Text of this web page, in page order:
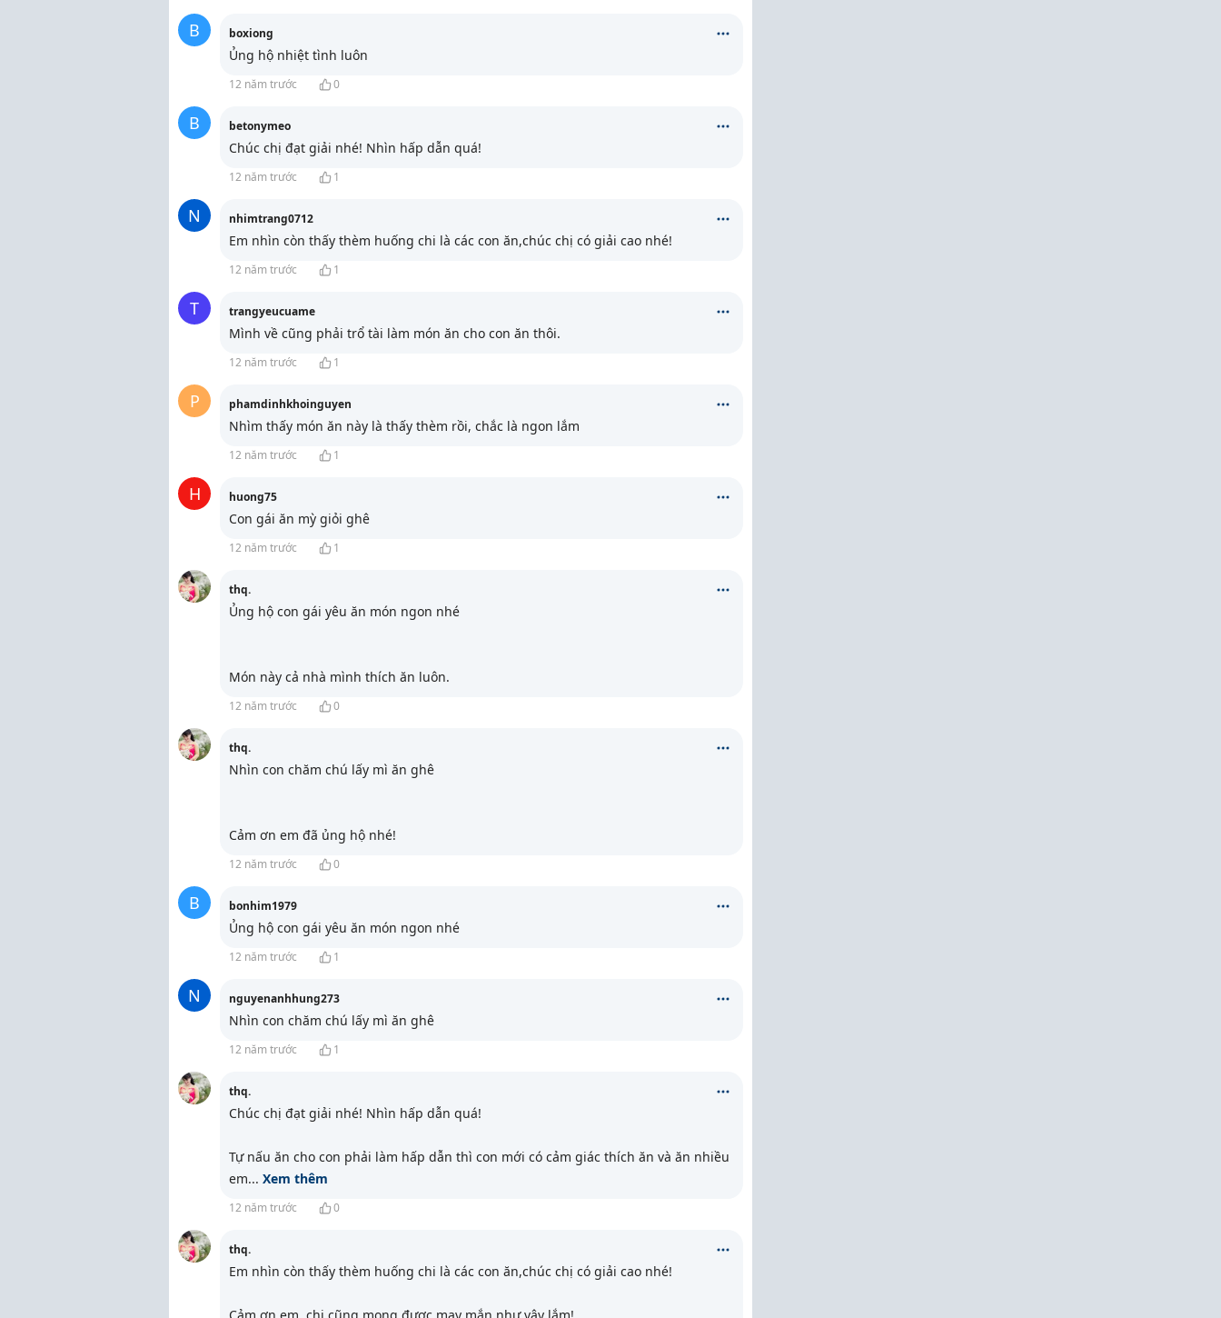
B boxiong
Ủng hộ nhiệt tình luôn
12 năm trước 0
B betonymeo
Chúc chị đạt giải nhé! Nhìn hấp dẫn quá!
12 năm trước 1
N nhimtrang0712
Em nhìn còn thấy thèm huống chi là các con ăn,chúc chị có giải cao nhé!
12 năm trước 1
T trangyeucuame
Mình về cũng phải trổ tài làm món ăn cho con ăn thôi.
12 năm trước 1
P phamdinhkhoinguyen
Nhìm thấy món ăn này là thấy thèm rồi, chắc là ngon lắm
12 năm trước 1
H huong75
Con gái ăn mỳ giỏi ghê
12 năm trước 1
thq.
Ủng hộ con gái yêu ăn món ngon nhé
Món này cả nhà mình thích ăn luôn.
12 năm trước 0
thq.
Nhìn con chăm chú lấy mì ăn ghê
Cảm ơn em đã ủng hộ nhé!
12 năm trước 0
B bonhim1979
Ủng hộ con gái yêu ăn món ngon nhé
12 năm trước 1
N nguyenanhhung273
Nhìn con chăm chú lấy mì ăn ghê
12 năm trước 1
thq.
Chúc chị đạt giải nhé! Nhìn hấp dẫn quá!
Tự nấu ăn cho con phải làm hấp dẫn thì con mới có cảm giác thích ăn và ăn nhiều
em... Xem thêm
12 năm trước 0
thq.
Em nhìn còn thấy thèm huống chi là các con ăn,chúc chị có giải cao nhé!